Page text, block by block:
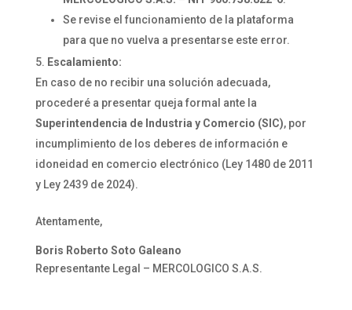
Se revise el funcionamiento de la plataforma
para que no vuelva a presentarse este error.
Escalamiento:
En caso de no recibir una solución adecuada,
procederé a presentar queja formal ante la
Superintendencia de Industria y Comercio (SIC), por
incumplimiento de los deberes de información e
idoneidad en comercio electrónico (Ley 1480 de 2011
y Ley 2439 de 2024).
Atentamente,
Boris Roberto Soto Galeano
Representante Legal – MERCOLOGICO S.A.S.